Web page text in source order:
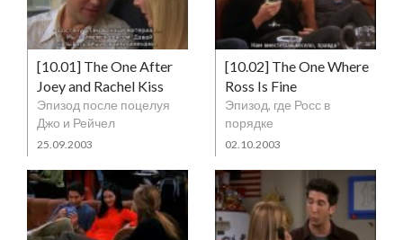
[10.01] The One After
Joey and Rachel Kiss
Эпизод после поцелуя
Джо и Рейчел
25.09.2003
[10.02] The One Where
Ross Is Fine
Эпизод, где Росс в
порядке
02.10.2003